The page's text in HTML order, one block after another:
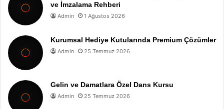
ve İmzalama Rehberi
Admin 1 Ağustos 2026
Kurumsal Hediye Kutularında Premium Çözümler
Admin 25 Temmuz 2026
Gelin ve Damatlara Özel Dans Kursu
Admin 25 Temmuz 2026